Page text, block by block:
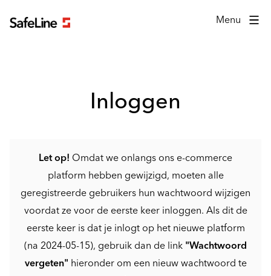
Menu
Inloggen
Let op! Omdat we onlangs ons e-commerce
platform hebben gewijzigd, moeten alle
geregistreerde gebruikers hun wachtwoord wijzigen
voordat ze voor de eerste keer inloggen. Als dit de
eerste keer is dat je inlogt op het nieuwe platform
(na 2024-05-15), gebruik dan de link "Wachtwoord
vergeten" hieronder om een nieuw wachtwoord te
Inlogformulier